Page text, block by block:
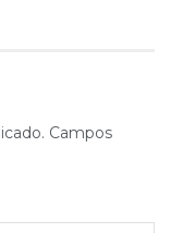
Campos